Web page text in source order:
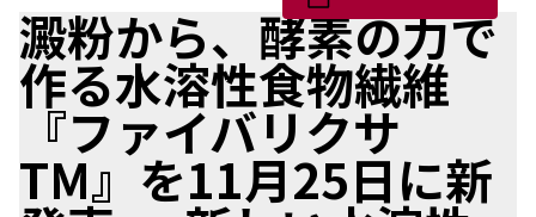
ニュース
2026年
澱粉から、酵素の力で
作る水溶性食物繊維
『ファイバリクサ
TM』を11月25日に新